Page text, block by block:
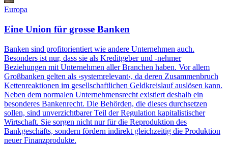
Europa
Eine Union für grosse Banken
Banken sind profitorientiert wie andere Unternehmen auch.
Besonders ist nur, dass sie als Kreditgeber und -nehmer
Beziehungen mit Unternehmen aller Branchen haben. Vor allem
Großbanken gelten als ›systemrelevant‹, da deren Zusammenbruch
Kettenreaktionen im gesellschaftlichen Geldkreislauf auslösen kann.
Neben dem normalen Unternehmensrecht existiert deshalb ein
besonderes Bankenrecht. Die Behörden, die dieses durchsetzen
sollen, sind unverzichtbarer Teil der Regulation kapitalistischer
Wirtschaft. Sie sorgen nicht nur für die Reproduktion des
Bankgeschäfts, sondern fördern indirekt gleichzeitig die Produktion
neuer Finanzprodukte.